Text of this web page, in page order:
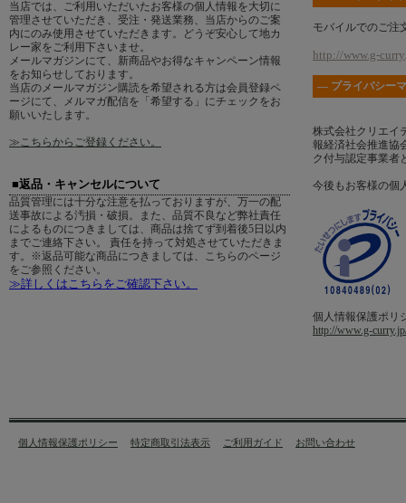
当店では、ご利用いただいたお客様の個人情報を大切に
管理させていただき、受注・発送業務、当店からのご案
内にのみ使用させていただきます。どうぞ安心して地カ
レー家をご利用下さいませ。
メールマガジンにて、新商品やお得なキャンペーン情報
をお知らせしております。
当店のメールマガジン購読を希望される方は会員登録ペ
ージにて、メルマガ配信を「希望する」にチェックをお
願いいたします。
≫こちらからご登録ください。
■返品・キャンセルについて
品質管理には十分な注意を払っておりますが、万一の配
送事故による汚損・破損。また、品質不良など弊社責任
によるものにつきましては、商品は捨てず到着後5日以内
までご連絡下さい。 責任を持って対処させていただきま
す。※返品可能な商品につきましては、こちらのページ
をご参照ください。
≫詳しくはこちらをご確認下さい。
モバイルでのご注
http://www.g-
― プライバシー
株式会社クリエイ
報経済社会推進協
ク付与認定事業者
今後もお客様の個
個人情報保護ポリ
http://www.g-
個人情報保護ポリシー 特定商取引法表示 ご利用ガイド お問い合わせ